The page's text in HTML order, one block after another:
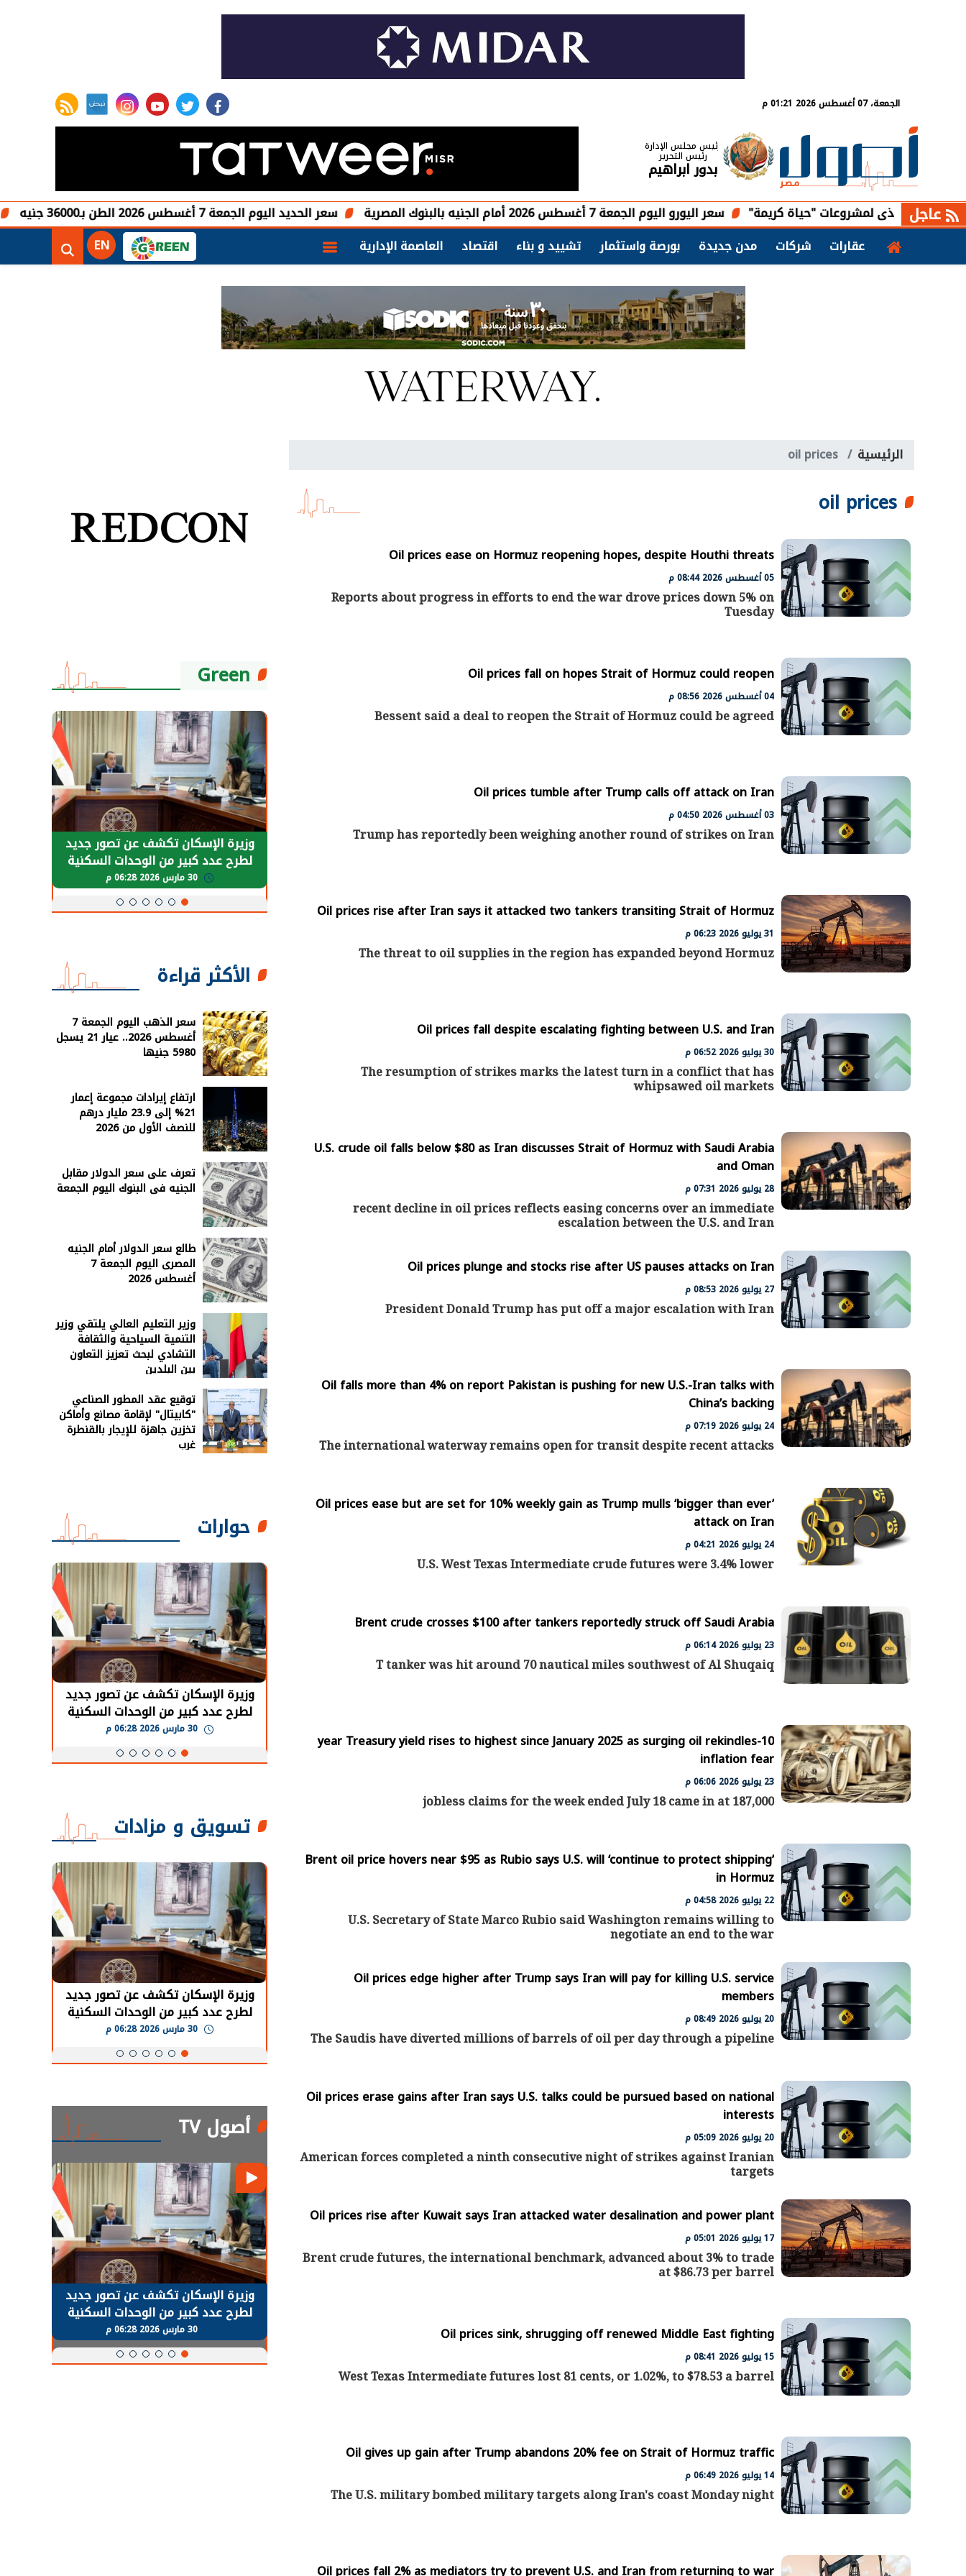
الجمعة، 07 أغسطس 2026 01:21 م facebook
twitter
youtube
instagram
rss feed
رئيس مجلس الإدارة
رئيس التحرير
بدور ابراهيم
عاجل صعود سعر الحديد اليوم الجمعة 7 أغسطس 2026 الطن بـ36000 جنيه سعر اليورو اليوم الجمعة 7 أغسطس 2026 أمام الجنيه بالبنوك المصرية
لمشروعات "حياة كريمة"
عقارات
شركات مدن جديدة بورصة واستثمار تشييد و بناء اقتصاد العاصمة الإدارية EN
الرئيسية
oil prices
Oil prices ease on Hormuz reopening hopes, despite Houthi threats
05 أغسطس 2026 08:44 م
Reports about progress in efforts to end the war drove prices down 5% on
Tuesday
Oil prices fall on hopes Strait of Hormuz could reopen
04 أغسطس 2026 08:56 م
Bessent said a deal to reopen the Strait of Hormuz could be agreed
Oil prices tumble after Trump calls off attack on Iran
03 أغسطس 2026 04:50 م
Trump has reportedly been weighing another round of strikes on Iran
Oil prices rise after Iran says it attacked two tankers transiting Strait of Hormuz
31 يوليو 2026 06:23 م
The threat to oil supplies in the region has expanded beyond Hormuz
Oil prices fall despite escalating fighting between U.S. and Iran
30 يوليو 2026 06:52 م
The resumption of strikes marks the latest turn in a conflict that has
whipsawed oil markets
U.S. crude oil falls below $80 as Iran discusses Strait of Hormuz with Saudi Arabia
and Oman
28 يوليو 2026 07:31 م
recent decline in oil prices reflects easing concerns over an immediate
escalation between the U.S. and Iran
Oil prices plunge and stocks rise after US pauses attacks on Iran
27 يوليو 2026 08:53 م
President Donald Trump has put off a major escalation with Iran
Oil falls more than 4% on report Pakistan is pushing for new U.S.-Iran talks with
China’s backing
24 يوليو 2026 07:19 م
The international waterway remains open for transit despite recent attacks
Oil prices ease but are set for 10% weekly gain as Trump mulls ‘bigger than ever’
attack on Iran
24 يوليو 2026 04:21 م
U.S. West Texas Intermediate crude futures were 3.4% lower
Brent crude crosses $100 after tankers reportedly struck off Saudi Arabia
23 يوليو 2026 06:14 م
T tanker was hit around 70 nautical miles southwest of Al Shuqaiq
10-year Treasury yield rises to highest since January 2025 as surging oil rekindles
inflation fear
23 يوليو 2026 06:06 م
jobless claims for the week ended July 18 came in at 187,000
Brent oil price hovers near $95 as Rubio says U.S. will ‘continue to protect shipping’
in Hormuz
22 يوليو 2026 04:58 م
U.S. Secretary of State Marco Rubio said Washington remains willing to
negotiate an end to the war
Oil prices edge higher after Trump says Iran will pay for killing U.S. service
members
20 يوليو 2026 08:49 م
The Saudis have diverted millions of barrels of oil per day through a pipeline
Oil prices erase gains after Iran says U.S. talks could be pursued based on national
interests
20 يوليو 2026 05:09 م
American forces completed a ninth consecutive night of strikes against Iranian
targets
Oil prices rise after Kuwait says Iran attacked water desalination and power plant
17 يوليو 2026 05:01 م
Brent crude futures, the international benchmark, advanced about 3% to trade
at $86.73 per barrel
Oil prices sink, shrugging off renewed Middle East fighting
15 يوليو 2026 08:41 م
West Texas Intermediate futures lost 81 cents, or 1.02%, to $78.53 a barrel
Oil gives up gain after Trump abandons 20% fee on Strait of Hormuz traffic
14 يوليو 2026 06:49 م
The U.S. military bombed military targets along Iran's coast Monday night
Oil prices fall 2% as mediators try to prevent U.S. and Iran from returning to war
Green
الرئيس السيسي: تداعيات خطيرة على
الاقتصاد العالمي وأسعار الوقود حال
رئيس الوزراء يتابع الإجراءات الخاصة افتتاح «إيجبس 2026» بحضور دولي وزيرة الإسكان تكشف عن تصور جديد
لطرح عدد كبير من الوحدات السكنية
بنظام الإيجار
الأكثر قراءة
سعر الذهب اليوم الجمعة 7
أغسطس 2026.. عيار 21 يسجل
5980 جنيها
ارتفاع إيرادات مجموعة إعمار
21% إلى 23.9 مليار درهم
للنصف الأول من 2026
تعرف على سعر الدولار مقابل
الجنيه فى البنوك اليوم الجمعة
طالع سعر الدولار أمام الجنيه
المصرى اليوم الجمعة 7
أغسطس 2026
وزير التعليم العالي يلتقي وزير
التنمية السياحية والثقافة
التشادي لبحث تعزيز التعاون
بين البلدين
توقيع عقد المطور الصناعي
"كابيتال" لإقامة مصانع وأماكن
تخزين جاهزة للإيجار بالقنطرة
غرب
حوارات
استمرار الأزمة في الشرق الأوسط
30 مارس 2026 05:06 م
وزيرة الإسكان تكشف عن تصور جديد
لطرح عدد كبير من الوحدات السكنية
بنظام الإيجار
تسويق و مزادات
الرئيس السيسي: تداعيات خطيرة على
الاقتصاد العالمي وأسعار الوقود حال
استمرار الأزمة في الشرق الأوسط
بتنفيذ التوجيهات الرئاسية بطرح وحدات
سكنية بالإيجار للمواطنين بوصفها مركزًا إقليميًّا للطاقة
وزيرة الإسكان تكشف عن تصور جديد
لطرح عدد كبير من الوحدات السكنية
بنظام الإيجار
أصول TV
الاقتصاد العالمي وأسعار الوقود حال
استمرار الأزمة في الشرق الأوسط سكنية بالإيجار للمواطنين بوصفها مركزًا إقليميًّا للطاقة
وزيرة الإسكان تكشف عن تصور جديد
لطرح عدد كبير من الوحدات السكنية
بنظام الإيجار